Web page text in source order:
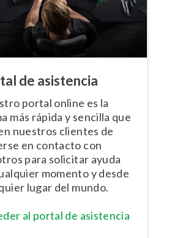
de asistencia
portal online es la
más rápida y sencilla que
nuestros clientes de
en contacto con
para solicitar ayuda
momento y desde
lugar del mundo.
al portal de asistencia